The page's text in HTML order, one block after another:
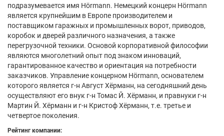
подразумевается имя Hörmann. Немецкий концерн Hörmann
является крупнейшим в Европе производителем и
поставщиком гаражных и промышленных ворот, приводов,
коробок и дверей различного назначения, а также
перегрузочной техники. Основой корпоративной философии
являются многолетний опыт под знаком инноваций,
гарантированное качество и ориентация на потребности
заказчиков. Управление концерном Hörmann, основателем
которого является г-н Август Хёрманн, на сегодняшний день
осуществляют его внук г-н Томас Й. Хёрманн, и правнуки г-н
Мартин Й. Хёрманн и г-н Кристоф Хёрманн, т.е. третье и
четвертое поколения.
Рейтинг компании: